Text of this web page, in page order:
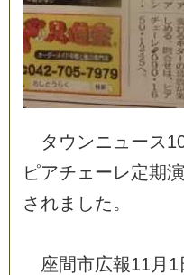
タ ウ ンニ ュ ース1
ピアチ ェ ーレ定期演
さ れま した。
座間市広報11 月 1